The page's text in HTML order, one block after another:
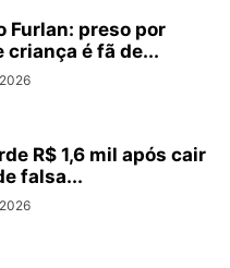
Furlan: preso por
criança é fã de...
R$ 1,6 mil após cair
falsa...